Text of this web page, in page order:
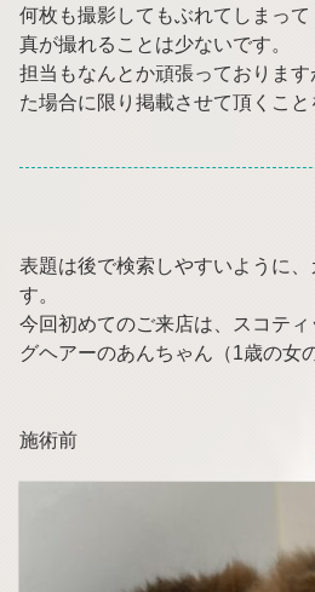
何枚も撮影してもぶれてしまっ
真が撮れることは少ないです。
担当もなんとか頑張っておりま
た場合に限り掲載させて頂くこと
表題は後で検索しやすいように
す。
今回初めてのご来店は、スコテ
グヘアーのあんちゃん（1歳の女
施術前